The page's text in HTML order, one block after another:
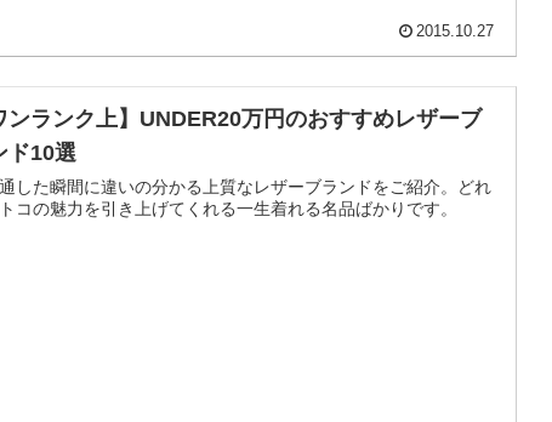
2015.10.27
ンランク上】UNDER20万円のおすすめレザーブ
ド10選
した瞬間に違いの分かる上質なレザーブランドをご紹介。どれ
コの魅力を引き上げてくれる一生着れる名品ばかりです。